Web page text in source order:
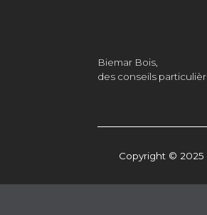
Biemar Bois,
des conseils
Copyright © 2025